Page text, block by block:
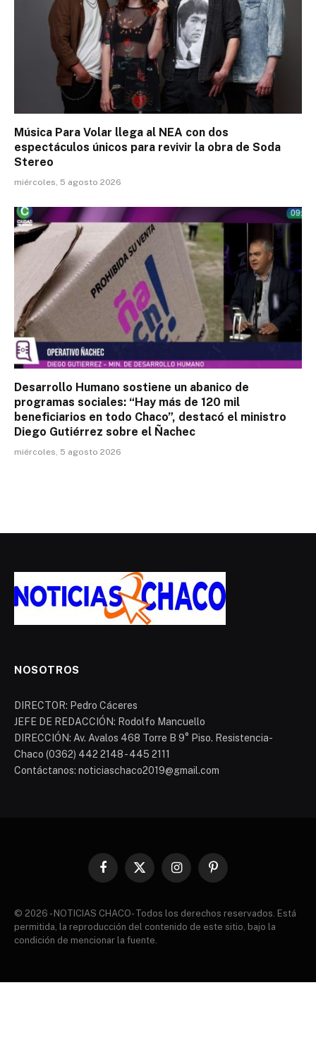
Música Para Volar llega al NEA con dos
espectáculos únicos para revivir la obra de Soda
Stereo
miércoles, 5 agosto 2026
Desarrollo Humano sostiene un abanico de
programas sociales: “Hay más de 120 mil
beneficiarios en todo Chaco”, destacó el ministro
Diego Gutiérrez sobre el Ñachec
miércoles, 5 agosto 2026
NOSOTROS
DIRECTOR: Pedro Cáceres
JEFE DE REDACCIÓN: Rodolfo Mancuello
DIRECCIÓN: Av. Avalos 468 Torre B 9° Piso. Resistencia-
Chaco (0362) 442 2148 - 445 2111
Contáctanos: noticiaschaco2019@gmail.com
Facebook
X
InstagramPinterest
© 2026 - NOTICIAS CHACO- Todos los derechos reservados. Está
permitida, la reproducción del contenido de este sitio, bajo la
condición de mencionar la fuente.